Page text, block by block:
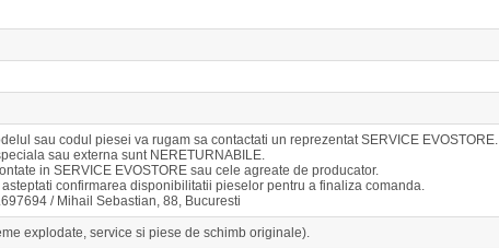
sau codul piesei va rugam sa contactati un reprezentat SERVICE EVOSTORE.
sau externa sunt NERETURNABILE.
in SERVICE EVOSTORE sau cele agreate de producator.
confirmarea disponibilitatii pieselor pentru a finaliza comanda.
/ Mihail Sebastian, 88, Bucuresti
explodate, service si piese de schimb originale).